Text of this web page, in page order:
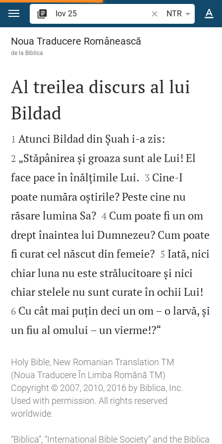
Sari la conținut
Căutați un verset
NTR
Iov 25
Noua Traducere Românească
de la Biblica

Al treilea discurs al lui
Bildad

1 Atunci Bildad din Șuah i‑a zis:
2 „Stăpânirea și groaza sunt ale Lui! El
face pace în înălțimile Lui. 

3 Cine‑I
poate număra oștirile? Peste cine nu
răsare lumina Sa?
4 Cum poate fi un om
drept înaintea lui Dumnezeu? Cum poate
fi curat cel născut din femeie?
5 Iată, nici
chiar luna nu este strălucitoare și nici
chiar stelele nu sunt curate în ochii Lui!
6 Cu cât mai puțin deci un om – o larvă, și
un fiu al omului – un vierme!?“
Holy Bible, New Romanian Translation TM
(Noua Traducere În Limba Română TM)
Copyright © 2007, 2010, 2016 by Biblica, Inc.
Used with permission. All rights reserved
worldwide.
“Biblica”, “International Bible Society” and the Biblica